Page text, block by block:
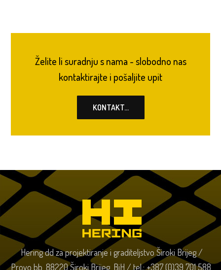
Želite li suradnju s nama - slobodno nas
kontaktirajte i pošaljite upit
KONTAKT...
Hering dd za projektiranje i graditeljstvo Široki Brijeg /
Provo bb, 88220 Široki Brijeg, BiH / tel.: +387 (0)39 701 588,